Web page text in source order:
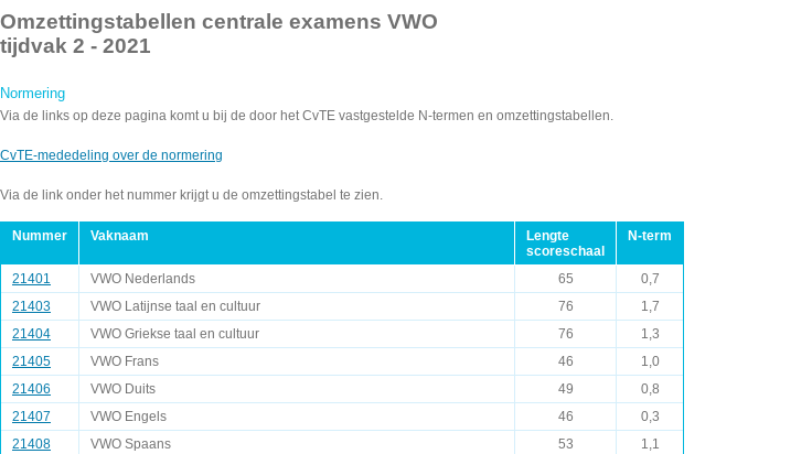
Omzettingstabellen centrale examens VWO
tijdvak 2 - 2021
Normering
Via de links op deze pagina komt u bij de door het CvTE vastgestelde N-termen en omzettingstabellen.
CvTE-mededeling over de normering
Via de link onder het nummer krijgt u de omzettingstabel te zien.
Nummer Vaknaam
Lengte
scoreschaal
N-term
21401 VWO Nederlands 65
0,7
21403
VWO Latijnse taal en cultuur 76
1,7
21404
VWO Griekse taal en cultuur 76
1,3
21405
VWO Frans 46
1,0
21406
VWO Duits 49
0,8
21407
VWO Engels 46
0,3
21408
VWO Spaans 53
1,1